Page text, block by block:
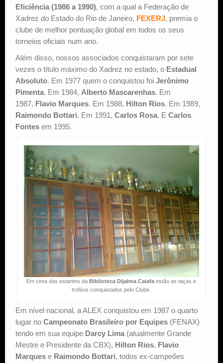
Estude Xadrez
Eficiência (1986 a 1990), com a qual a Federação de
Xadrez do Estado do Rio de Janeiro, FEXERJ, premia o
clube de melhor pontuação global em todos os seus
torneios oficiais num ano.
Além disso, nossos associados conquistaram por sete
vezes o título máximo do Xadrez no estado, o Estadual
Absoluto. Em 1977 quem o conquistou foi Jerônimo
Pimenta. Em 1984, Alberto Mascarenhas. Em
1987, Flavio Marques. Em 1988, Hilton Rios. Em 1989,
Raimondo Bottari. Em 1991, Carlos Rosa. E Carlos
Fontes em 1995.
Em cima das estantes daBiblioteca Dijalma Caiafa estão as taças e
troféus conquistados pelo Clube.
Em nível nacional, a ALEX conquistou em 1987 o quarto
lugar no Campeonato Brasileiro por Equipes (FENAX)
tendo em sua equipe Darcy Lima (atualmente Grande
Mestre e Presidente da CBX), Hilton Rios, Flavio
Marques e Raimondo Bottari, todos ex-campeões